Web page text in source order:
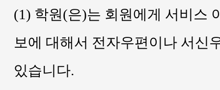
(1) 학원(은)는 회원에게 서비스
보에 대해서 전자우편이나 서신
있습니다.